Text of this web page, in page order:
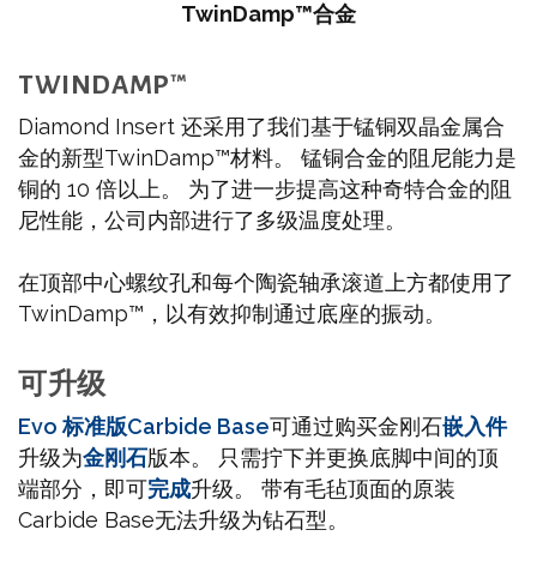
TwinDamp™合金
TWINDAMP™
Diamond Insert 还采用了我们基于锰铜双晶金属合
金的新型TwinDamp™材料。 锰铜合金的阻尼能力是
铜的 10 倍以上。 为了进一步提高这种奇特合金的阻
尼性能，公司内部进行了多级温度处理。
在顶部中心螺纹孔和每个陶瓷轴承滚道上方都使用了
TwinDamp™，以有效抑制通过底座的振动。
可升级
Evo 标准版Carbide Base可通过购买金刚石嵌入件
升级为金刚石版本。 只需拧下并更换底脚中间的顶
端部分，即可完成升级。 带有毛毡顶面的原装
Carbide Base无法升级为钻石型。